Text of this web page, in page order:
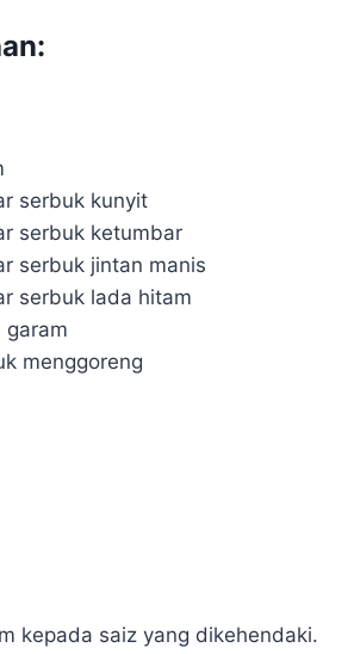
serbuk kunyit
serbuk ketumbar
serbuk jintan manis
serbuk lada hitam
garam
menggoreng
kepada saiz yang dikehendaki.